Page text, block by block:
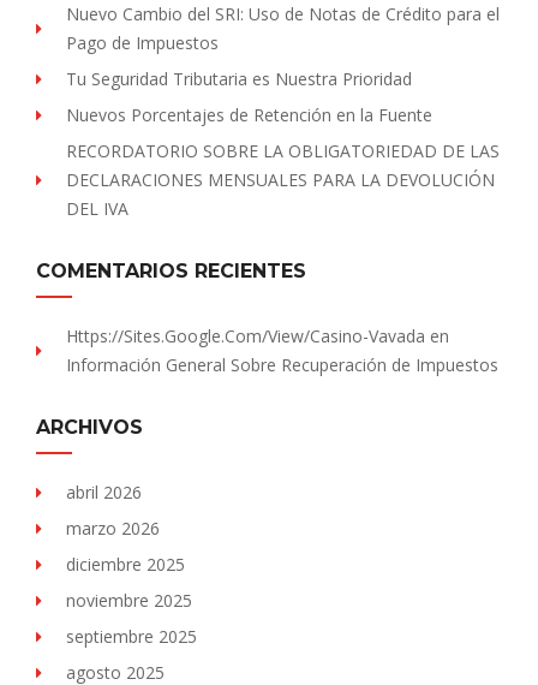
Nuevo Cambio del SRI: Uso de Notas de Crédito para el
Pago de Impuestos
Tu Seguridad Tributaria es Nuestra Prioridad
Nuevos Porcentajes de Retención en la Fuente
RECORDATORIO SOBRE LA OBLIGATORIEDAD DE LAS
DECLARACIONES MENSUALES PARA LA DEVOLUCIÓN
DEL IVA
COMENTARIOS RECIENTES
Https://sites.Google.com/view/Casino-Vavada en
Información General Sobre Recuperación de Impuestos
ARCHIVOS
abril 2026
marzo 2026
diciembre 2025
noviembre 2025
septiembre 2025
agosto 2025